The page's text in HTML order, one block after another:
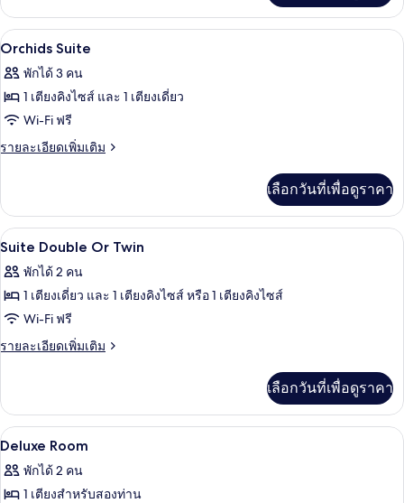
เกี่ยว
กับ
เบสิ
สตู
ดิ
เปิด
ภาพถ่าย
ทั้งหมด
ของ
Orchids
เครื่องนอนป้องกันสารก่อภูมิแพ้, มินิบา
8
Orchids Suite
พักได้ 3 คน
1 เตียงคิงไซส์ และ 1 เตียงเดี่ยว
Wi-Fi ฟรี
รายละเอียดเพิ่มเติม
ราย
เกี่ยว
กับ
Orchids
เลือกวันที่เพื่อดูราคา
เปิด
ภาพถ่าย
ทั้งหมด
ของ
Suite
Twin
เครื่องนอนป้องกันสารก่อภูมิแพ้, มินิบา
12
Suite Double Or Twin
พักได้ 2 คน
1 เตียงเดี่ยว และ 1 เตียงคิงไซส์ หรือ 1 เตียงคิงไซส์
Wi-Fi ฟรี
รายละเอียดเพิ่มเติม
ราย
เกี่ยว
กับ
Suite
Or
Twin
เลือกวันที่เพื่อดูราคา
เปิด
ภาพถ่าย
ทั้งหมด
เครื่องนอนป้องกันสารก่อภูมิแพ้, มินิบา
5
Deluxe Room
พักได้ 2 คน
1 เตียงสำหรับสองท่าน